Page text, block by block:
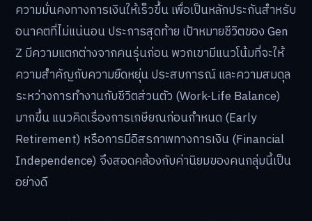
ความมั่นคงทางการเงินให้เร็วขึ้น เพื่อเป็นหลักประกันสำหรับ
อนาคตที่ไม่แน่นอน ประการสุดท้าย เป้าหมายชีวิตของ Gen
Z มีความแตกต่างจากคนรุ่นก่อน พวกเขามีแนวโน้มที่จะให้
ความสำคัญกับความยืดหยุ่น ประสบการณ์ และความสมดุล
ระหว่างการทำงานกับชีวิตส่วนตัว (Work-Life Balance)
มากขึ้น แนวคิดเรื่องการเกษียณก่อนกำหนด (Early
Retirement) หรือการมีอิสรภาพทางการเงิน (Financial
Independence) จึงสอดคล้องกับค่านิยมของคนกลุ่มนี้เป็น
อย่างดี